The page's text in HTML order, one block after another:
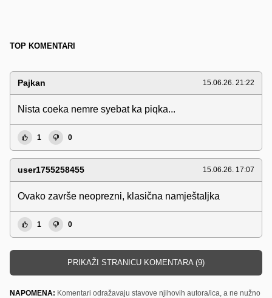
TOP KOMENTARI
Pajkan 15.06.26. 21:22
Nista coeka nemre syebat ka piqka...
1 0
user1755258455 15.06.26. 17:07
Ovako završe neoprezni, klasična namještaljka
1 0
PRIKAŽI STRANICU KOMENTARA (9)
NAPOMENA: Komentari odražavaju stavove njihovih autora/ica, a ne nužno